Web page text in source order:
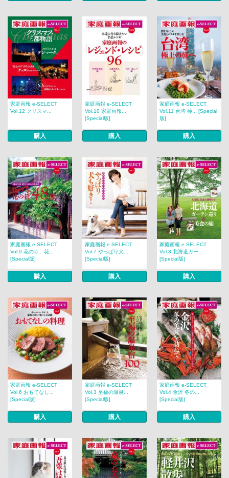
家庭画報 e-SELECT
Vol.12 クリスマ...
購入
家庭画報 e-SELECT
Vol.10 家庭画報...
[Special版]
購入
家庭画報 e-SELECT
Vol.11 台湾 極... [Special
版]
購入
家庭画報 e-SELECT
Vol.9 花の寺、花...
[Special版]
購入
家庭画報 e-SELECT
Vol.7 やっぱり犬...
[Special版]
購入
家庭画報 e-SELECT
Vol.8 北海道ガー...
[Special版]
購入
家庭画報 e-SELECT
Vol.6 おもてなし...
[Special版]
購入
家庭画報 e-SELECT
Vol.3 至福の温泉...
[Special版]
購入
家庭画報 e-SELECT
Vol.4 金沢 冬の...
[Special版]
購入